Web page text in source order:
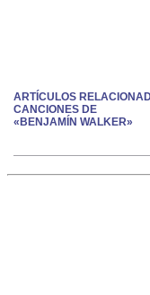
ARTÍCULOS
CANCIONES DE
«BENJAMÍN WALKER»